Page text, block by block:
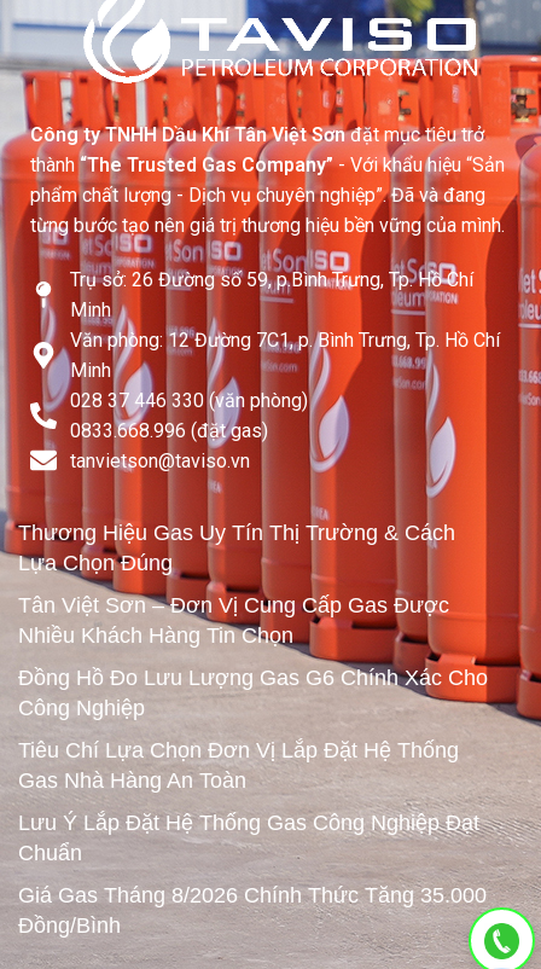
Công ty TNHH Dầu Khí Tân Việt Sơnđặt mục tiêu trở
thành “The Trusted Gas Company”- Với khẩu hiệu “Sản
phẩm chất lượng - Dịch vụ chuyên nghiệp”. Đã và đang
từng bước tạo nên giá trị thương hiệu bền vững của mình.
Trụ sở: 26 Đường số 59, p.Bình Trưng, Tp. Hồ Chí
Minh
Văn phòng: 12 Đường 7C1, p. Bình Trưng, Tp. Hồ Chí
Minh
028 37 446 330 (văn phòng)
0833.668.996 (đặt gas)
tanvietson@taviso.vn​
Thương Hiệu Gas Uy Tín Thị Trường & Cách
Lựa Chọn Đúng
Tân Việt Sơn – Đơn Vị Cung Cấp Gas Được
Nhiều Khách Hàng Tin Chọn
Đồng Hồ Đo Lưu Lượng Gas G6 Chính Xác Cho
Công Nghiệp
Tiêu Chí Lựa Chọn Đơn Vị Lắp Đặt Hệ Thống
Gas Nhà Hàng An Toàn
Lưu Ý Lắp Đặt Hệ Thống Gas Công Nghiệp Đạt
Chuẩn
Giá Gas Tháng 8/2026 Chính Thức Tăng 35.000
Đồng/Bình